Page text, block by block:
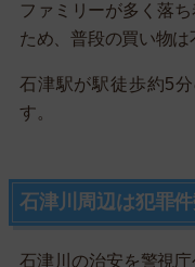
ファミリーが多く落
ため、普段の買い物は
石津駅が駅徒歩約5
す。
石津川周辺は犯罪
石津川の治安を警視